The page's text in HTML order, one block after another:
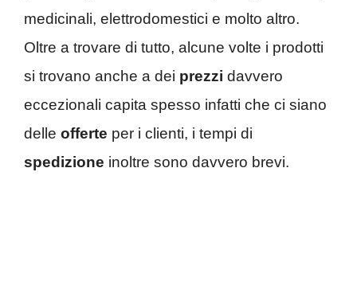
medicinali, elettrodomestici e molto altro.
Oltre a trovare di tutto, alcune volte i prodotti
si trovano anche a dei prezzi davvero
eccezionali capita spesso infatti che ci siano
delle offerte per i clienti, i tempi di
spedizione inoltre sono davvero brevi.